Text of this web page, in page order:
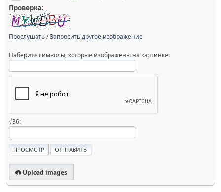
Проверка:
Прослушать/Запросить другое изображение
Наберите символы, которые изображены на картинке:
√36:
Upload images